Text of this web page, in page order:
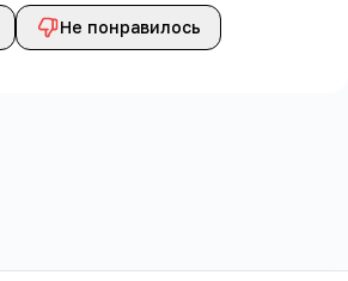
Не понравилось